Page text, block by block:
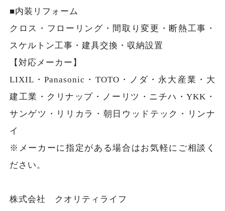
■内装リフォーム
クロス・フローリング・間取り変更・断熱工事・
スケルトン工事・建具交換・収納設置
【対応メーカー】
LIXIL・Panasonic・TOTO・ノダ・永大産業・大
建工業・クリナップ・ノーリツ・ニチハ・YKK・
サンゲツ・リリカラ・朝日ウッドテック・リンナ
イ
※メーカーに指定がある場合はお気軽にご相談く
ださい。
株式会社 クオリティライフ